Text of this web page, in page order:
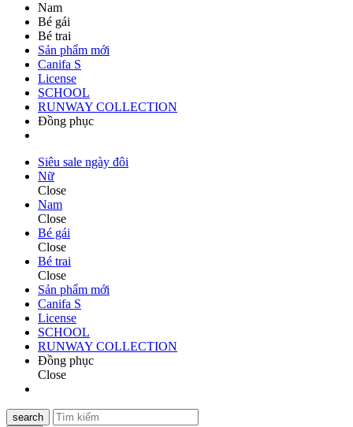
Nam
Bé gái
Bé trai
Sản phẩm mới
Canifa S
License
SCHOOL
RUNWAY COLLECTION
Đồng phục
Siêu sale ngày đôi
Nữ
Close
Nam
Close
Bé gái
Close
Bé trai
Close
Sản phẩm mới
Canifa S
License
SCHOOL
RUNWAY COLLECTION
Đồng phục
Close
search